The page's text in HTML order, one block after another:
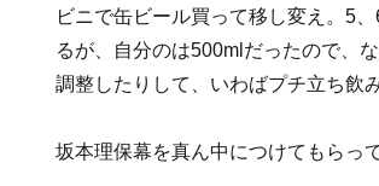
ビニで缶ビール買って移し変え。5
るが、自分のは500mlだったので、
調整したりして、いわばプチ立ち飲
坂本理保幕を真ん中につけてもらっ